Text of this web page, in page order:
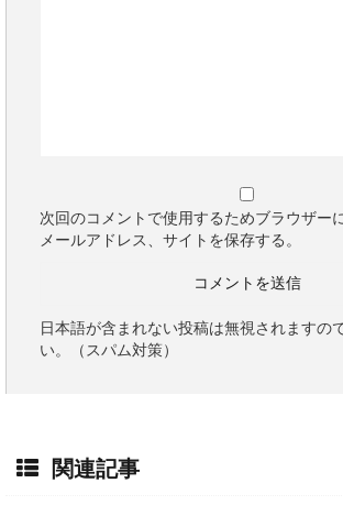
次回のコメントで使用するためブラウザー
メールアドレス、サイトを保存する。
日本語が含まれない投稿は無視されますの
い。（スパム対策）
関連記事